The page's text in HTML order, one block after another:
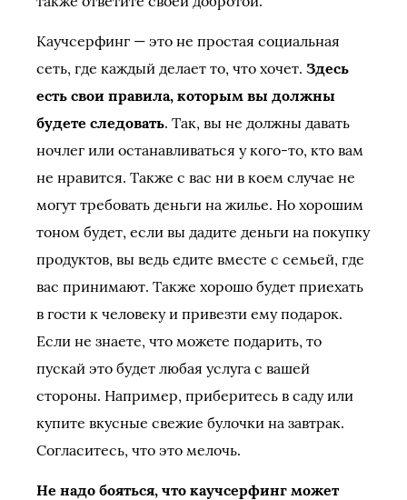
Каучсерфинг — это не простая социальная
сеть, где каждый делает то, что хочет. Здесь
есть свои правила, которым вы должны
будете следовать. Так, вы не должны давать
ночлег или останавливаться у кого-то, кто вам
не нравится. Также с вас ни в коем случае не
могут требовать деньги на жилье. Но хорошим
тоном будет, если вы дадите деньги на покупку
продуктов, вы ведь едите вместе с семьей, где
вас принимают. Также хорошо будет приехать
в гости к человеку и привезти ему подарок.
Если не знаете, что можете подарить, то
пускай это будет любая услуга с вашей
стороны. Например, приберитесь в саду или
купите вкусные свежие булочки на завтрак.
Согласитесь, что это мелочь.
Не надо бояться, что каучсерфинг может